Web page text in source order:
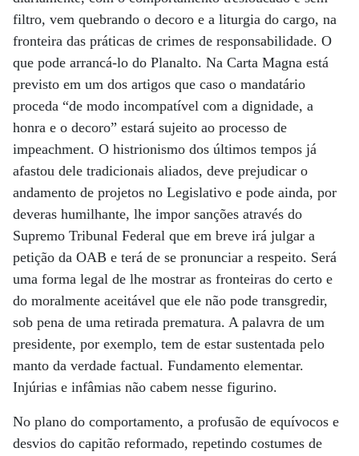
filtro, vem quebrando o decoro e a liturgia do cargo, na
fronteira das práticas de crimes de responsabilidade. O
que pode arrancá-lo do Planalto. Na Carta Magna está
previsto em um dos artigos que caso o mandatário
proceda “de modo incompatível com a dignidade, a
honra e o decoro” estará sujeito ao processo de
impeachment. O histrionismo dos últimos tempos já
afastou dele tradicionais aliados, deve prejudicar o
andamento de projetos no Legislativo e pode ainda, por
deveras humilhante, lhe impor sanções através do
Supremo Tribunal Federal que em breve irá julgar a
petição da OAB e terá de se pronunciar a respeito. Será
uma forma legal de lhe mostrar as fronteiras do certo e
do moralmente aceitável que ele não pode transgredir,
sob pena de uma retirada prematura. A palavra de um
presidente, por exemplo, tem de estar sustentada pelo
manto da verdade factual. Fundamento elementar.
Injúrias e infâmias não cabem nesse figurino.
No plano do comportamento, a profusão de equívocos e
desvios do capitão reformado, repetindo costumes de